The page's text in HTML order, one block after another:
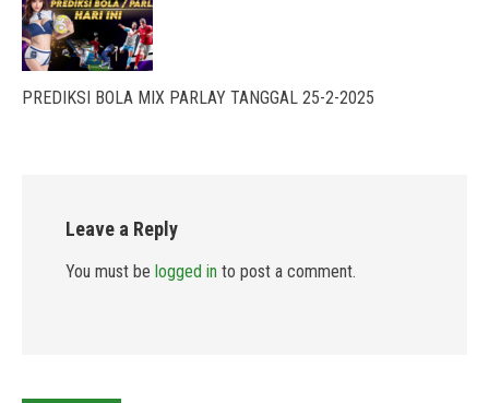
PREDIKSI BOLA MIX PARLAY TANGGAL 25-2-2025
Leave a Reply
You must be logged in to post a comment.